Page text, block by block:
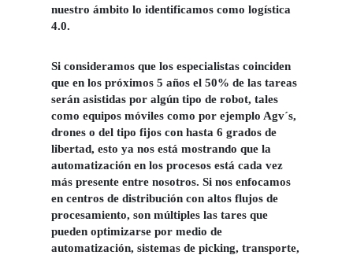
nuestro ámbito lo identificamos como logística
4.0.
Si consideramos que los especialistas coinciden
que en los próximos 5 años el 50% de las tareas
serán asistidas por algún tipo de robot, tales
como equipos móviles como por ejemplo Agv´s,
drones o del tipo fijos con hasta 6 grados de
libertad, esto ya nos está mostrando que la
automatización en los procesos está cada vez
más presente entre nosotros. Si nos enfocamos
en centros de distribución con altos flujos de
procesamiento, son múltiples las tares que
pueden optimizarse por medio de
automatización, sistemas de picking, transporte,